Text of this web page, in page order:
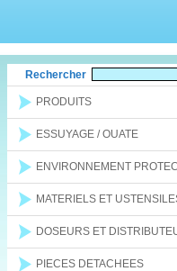
Rechercher
PRODUITS
ESSUYAGE / OUATE
ENVIRONNEMENT
MATERIELS ET
DOSEURS ET
PIECES DETACHEES